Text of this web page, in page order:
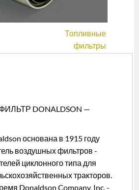
Топливные
фильтры
DONALDSON —
основана в 1915 году
воздушных фильтров -
циклонного типа для
тракторов.
Donaldson Company, Inc. -